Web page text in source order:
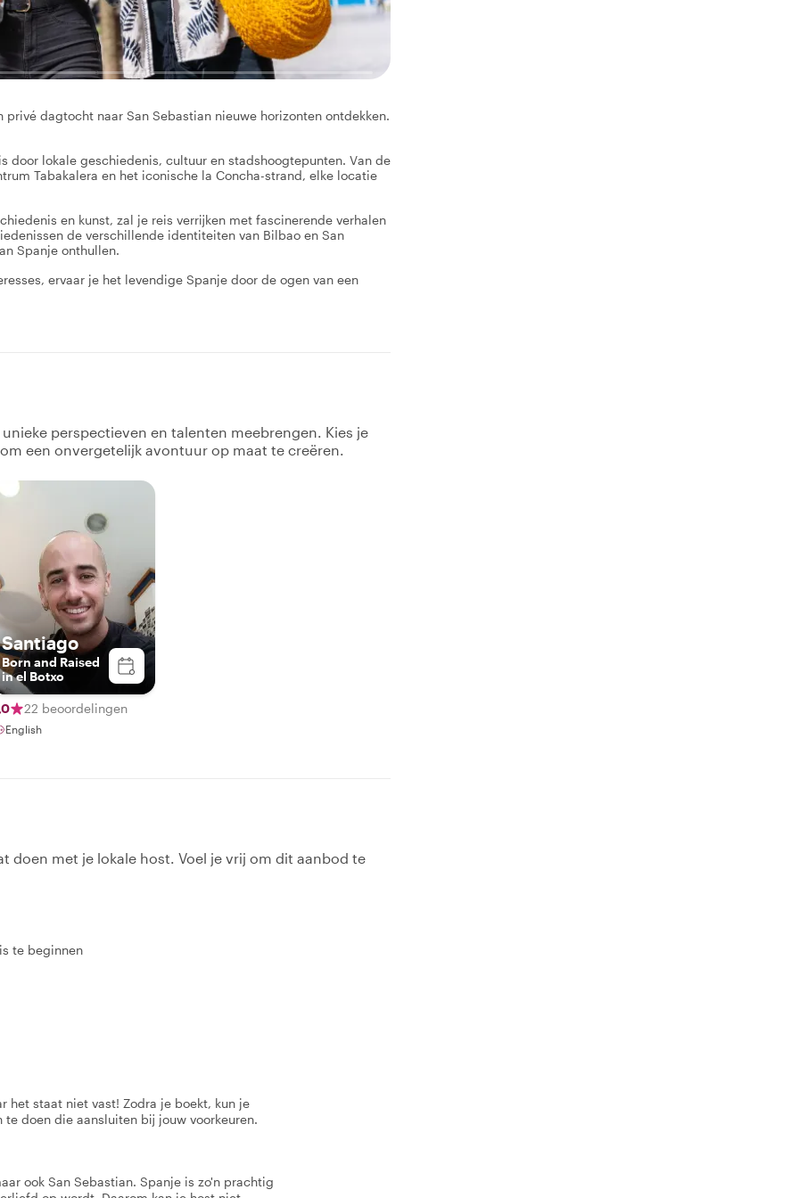
dagtocht naar San Sebastian nieuwe horizonten ontdekken.
door lokale geschiedenis, cultuur en stadshoogtepunten. Van de
Tabakalera en het iconische la Concha-strand, elke locatie
en kunst, zal je reis verrijken met fascinerende verhalen
de verschillende identiteiten van Bilbao en San
Spanje onthullen.
ervaar je het levendige Spanje door de ogen van een
perspectieven en talenten meebrengen. Kies je
een onvergetelijk avontuur op maat te creëren.
Santiago
Born and Raised
in el Botxo
22 beoordelingen
English
doen met je lokale host. Voel je vrij om dit aanbod te
te beginnen
het staat niet vast! Zodra je boekt, kun je
doen die aansluiten bij jouw voorkeuren.
ook San Sebastian. Spanje is zo'n prachtig